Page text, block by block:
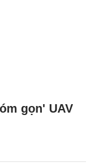
gọn' UAV